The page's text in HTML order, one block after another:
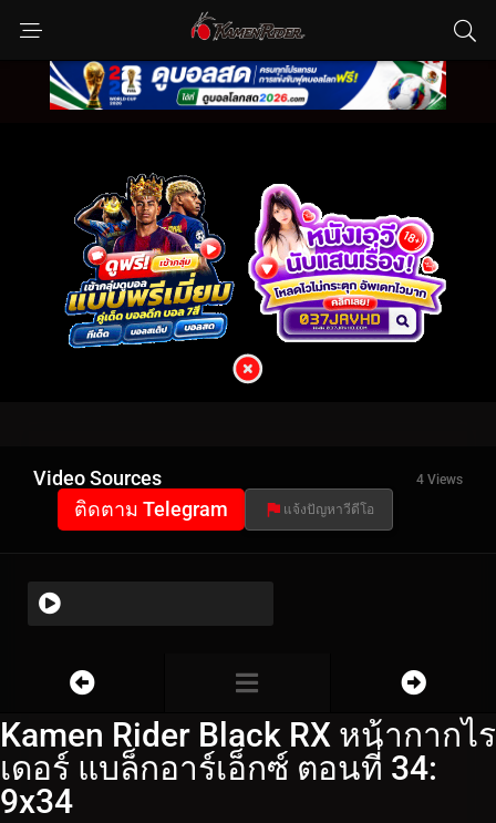
Video Sources 4 Views
ติดตาม Telegram แจ้งปัญหาวีดีโอ
Kamen Rider Black RX หน้ากากไร
เดอร์ แบล็กอาร์เอ็กซ์ ตอนที่ 34:
9x34